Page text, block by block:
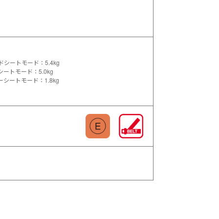
シートモード：5.4kg
ートモード：5.0kg
シートモード：1.8kg